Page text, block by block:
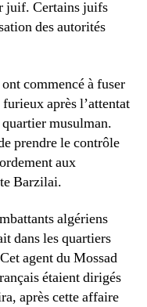
juif. Certains juifs
des autorités
commencé à fuser
après l’attentat
musulman.
prendre le contrôle
aux
Barzilai.
algériens
dans les quartiers
agent du Mossad
étaient dirigés
après cette affaire